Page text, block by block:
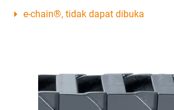
e-chain®, tidak dapat dibuka